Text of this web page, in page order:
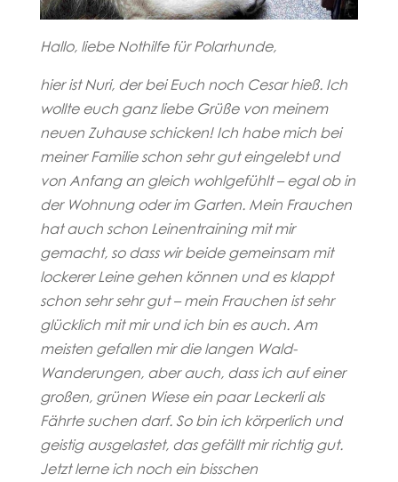
Hallo, liebe Nothilfe für Polarhunde,
hier ist Nuri, der bei Euch noch Cesar hieß. Ich
wollte euch ganz liebe Grüße von meinem
neuen Zuhause schicken! Ich habe mich bei
meiner Familie schon sehr gut eingelebt und
von Anfang an gleich wohlgefühlt – egal ob in
der Wohnung oder im Garten. Mein Frauchen
hat auch schon Leinentraining mit mir
gemacht, so dass wir beide gemeinsam mit
lockerer Leine gehen können und es klappt
schon sehr sehr gut – mein Frauchen ist sehr
glücklich mit mir und ich bin es auch. Am
meisten gefallen mir die langen Wald-
Wanderungen, aber auch, dass ich auf einer
großen, grünen Wiese ein paar Leckerli als
Fährte suchen darf. So bin ich körperlich und
geistig ausgelastet, das gefällt mir richtig gut.
Jetzt lerne ich noch ein bisschen